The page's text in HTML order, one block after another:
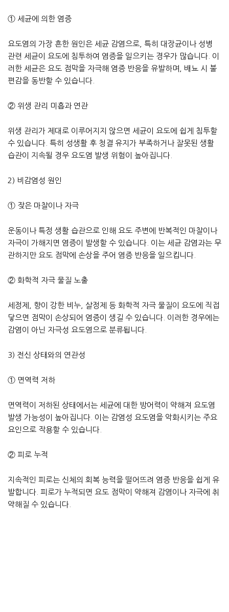
① 세균에 의한 염증
요도염의 가장 흔한 원인은 세균 감염으로, 특히 대장균이나 성병
관련 세균이 요도에 침투하여 염증을 일으키는 경우가 많습니다. 이
러한 세균은 요도 점막을 자극해 염증 반응을 유발하며, 배뇨 시 불
편감을 동반할 수 있습니다.
② 위생 관리 미흡과 연관
위생 관리가 제대로 이루어지지 않으면 세균이 요도에 쉽게 침투할
수 있습니다. 특히 성생활 후 청결 유지가 부족하거나 잘못된 생활
습관이 지속될 경우 요도염 발생 위험이 높아집니다.
2) 비감염성 원인
① 잦은 마찰이나 자극
운동이나 특정 생활 습관으로 인해 요도 주변에 반복적인 마찰이나
자극이 가해지면 염증이 발생할 수 있습니다. 이는 세균 감염과는 무
관하지만 요도 점막에 손상을 주어 염증 반응을 일으킵니다.
② 화학적 자극 물질 노출
세정제, 향이 강한 비누, 살정제 등 화학적 자극 물질이 요도에 직접
닿으면 점막이 손상되어 염증이 생길 수 있습니다. 이러한 경우에는
감염이 아닌 자극성 요도염으로 분류됩니다.
3) 전신 상태와의 연관성
① 면역력 저하
면역력이 저하된 상태에서는 세균에 대한 방어력이 약해져 요도염
발생 가능성이 높아집니다. 이는 감염성 요도염을 악화시키는 주요
요인으로 작용할 수 있습니다.
② 피로 누적
지속적인 피로는 신체의 회복 능력을 떨어뜨려 염증 반응을 쉽게 유
발합니다. 피로가 누적되면 요도 점막이 약해져 감염이나 자극에 취
약해질 수 있습니다.